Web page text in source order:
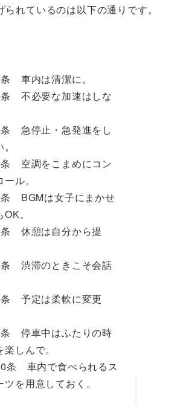
られているのは以下の通りです。
車内は清潔に。
不必要な加速はしな
急停止・急発進をし
空調をこまめにコン
ール。
BGMは女子にまかせ
。
休憩は自分から提
渋滞のときこそ会話
予定は柔軟に変更
停車中はふたりの時
楽しんで。
条 車内で食べられるス
ツを用意しておく。